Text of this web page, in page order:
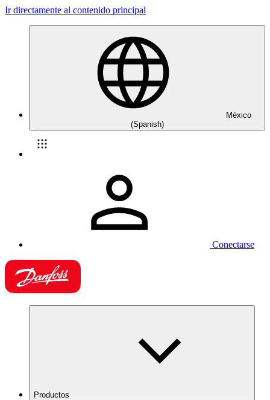
Ir directamente al contenido principal
México
(Spanish)
Conectarse
Productos